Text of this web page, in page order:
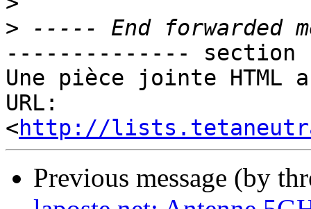
>
-------------- section
Une pièce jointe
URL:
<http://
Previous message (by